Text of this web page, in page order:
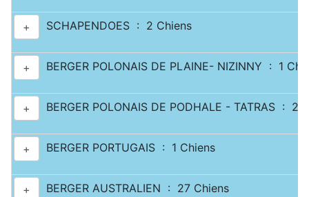
+ SCHAPENDOES : 2 Chiens
+ BERGER POLONAIS DE PLAINE- NIZINNY : 1
+ BERGER POLONAIS DE PODHALE - TATRAS : 2
+ BERGER PORTUGAIS : 1 Chiens
+ BERGER AUSTRALIEN : 27 Chiens